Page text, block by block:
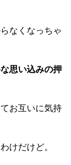
なくなっちゃ
な思い込みの押
お互いに気持
けだけど。